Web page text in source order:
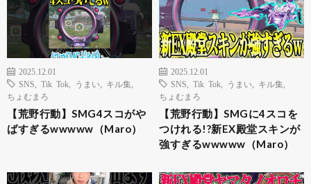
2025.12.01
SNS
Tik Tok うまい キル集
ちょむまろ
【荒野行動】SMG4スコがや
ばすぎるwwwww（Maro）
2025.12.01
SNS
Tik Tok うまい キル集
ちょむまろ
【荒野行動】SMGに4スコを
つけれる!?新EX殿堂スキンが
強すぎるwwwww（Maro）